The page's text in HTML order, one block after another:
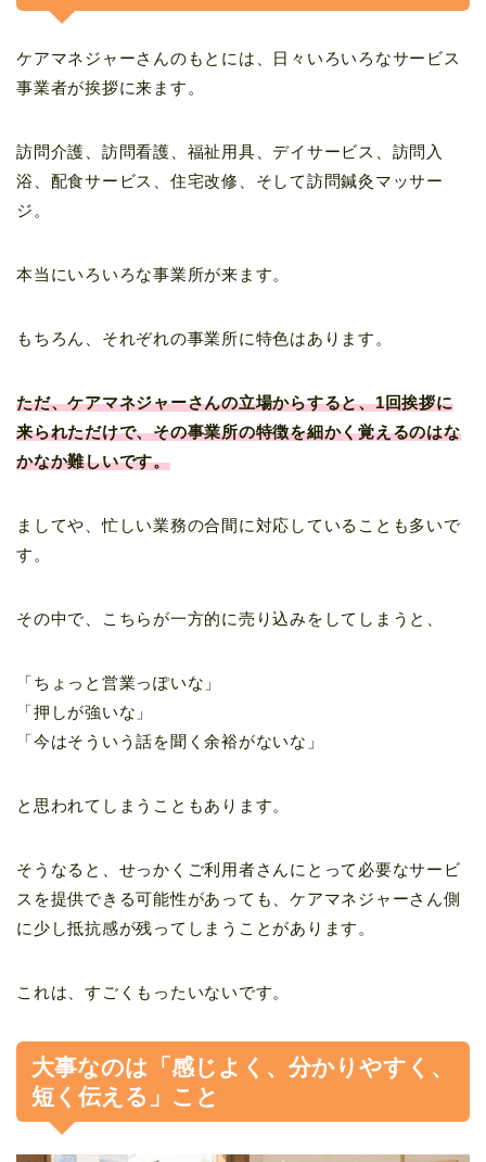
ケアマネジャーさんのもとには、日々いろいろなサービス
事業者が挨拶に来ます。
訪問介護、訪問看護、福祉用具、デイサービス、訪問入
浴、配食サービス、住宅改修、そして訪問鍼灸マッサー
ジ。
本当にいろいろな事業所が来ます。
もちろん、それぞれの事業所に特色はあります。
ただ、ケアマネジャーさんの立場からすると、1回挨拶に
来られただけで、その事業所の特徴を細かく覚えるのはな
かなか難しいです。
ましてや、忙しい業務の合間に対応していることも多いで
す。
その中で、こちらが一方的に売り込みをしてしまうと、
「ちょっと営業っぽいな」
「押しが強いな」
「今はそういう話を聞く余裕がないな」
と思われてしまうこともあります。
そうなると、せっかくご利用者さんにとって必要なサービ
スを提供できる可能性があっても、ケアマネジャーさん側
に少し抵抗感が残ってしまうことがあります。
これは、すごくもったいないです。
大事なのは「感じよく、分かりやすく、
短く伝える」こと